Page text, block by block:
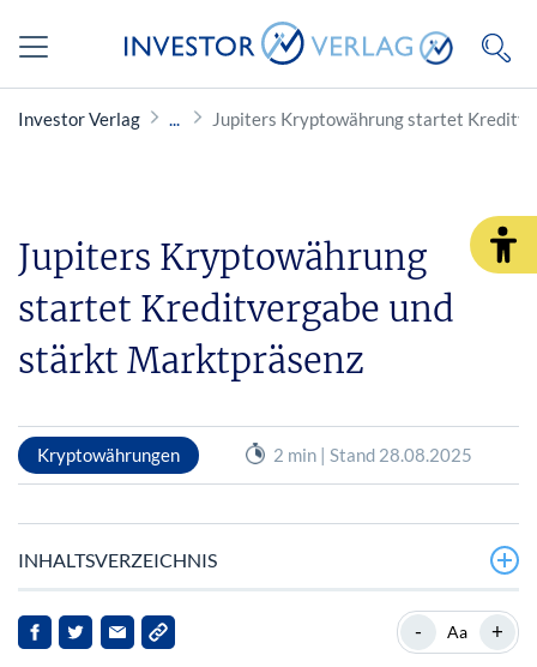
Investor Verlag Jupiters Kryptowährung startet
Jupiters Kryptowährung
startet Kreditvergabe und
stärkt Marktpräsenz
Kryptowährungen 2 min | Stand 28.08.2025
INHALTSVERZEICHNIS
- Aa +